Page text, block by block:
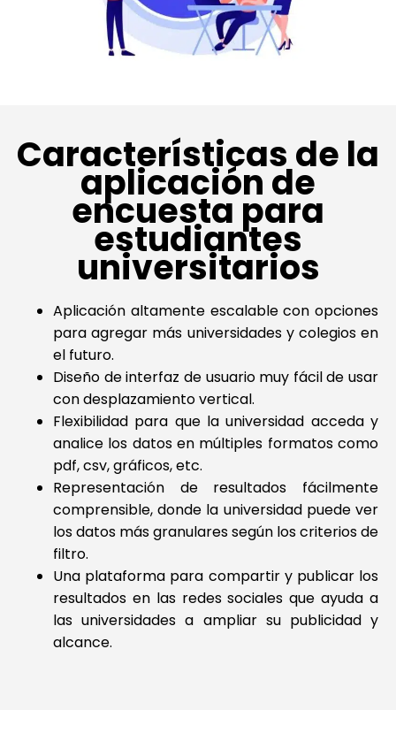
Características de la
aplicación de
encuesta para
estudiantes
universitarios
Aplicación altamente escalable con opciones
para agregar más universidades y colegios en
el futuro.
Diseño de interfaz de usuario muy fácil de usar
con desplazamiento vertical.
Flexibilidad para que la universidad acceda y
analice los datos en múltiples formatos como
pdf, csv, gráficos, etc.
Representación de resultados fácilmente
comprensible, donde la universidad puede ver
los datos más granulares según los criterios de
filtro.
Una plataforma para compartir y publicar los
resultados en las redes sociales que ayuda a
las universidades a ampliar su publicidad y
alcance.